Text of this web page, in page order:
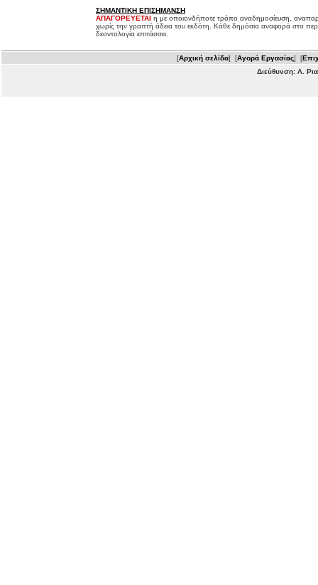
ΣΗΜΑΝΤΙΚΗ ΕΠΙΣΗΜΑΝΣΗ
ΑΠΑΓΟΡΕΥΕΤΑΙ η με οποιονδήποτε τρόπο αναδημοσίευση,
χωρίς την γραπτή άδεια του εκδότη. Κάθε δημόσια αναφορά στο
δεοντολογία επιτάσσει.
[Αρχική σελίδα] [Αγορά Εργασίας] [
Διεύθυνση: Λ.